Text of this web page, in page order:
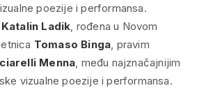
poezije i performansa.
Katalin Ladik, rođena u Novom
Tomaso Binga, pravim
Menna, među najznačajnijim
vizualne poezije i performansa.